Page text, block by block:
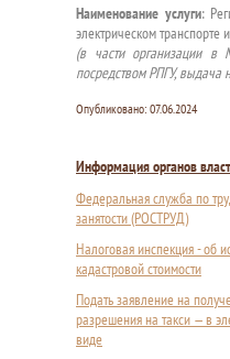
Наименование услуги:
электрическом
(в части организации в
посредством РПГУ, выдача
Опубликовано: 07.06.2024
Информация органов
Федеральная служба по
занятости (РОСТРУД)
Налоговая инспекция - об
кадастровой стоимости
Подать заявление на
разрешения на такси — в
виде